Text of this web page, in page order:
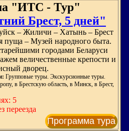
"ИТС - Тур"
Брест, 5 дней"
– Жиличи – Хатынь – Брест
пуща – Музей народного быта.
городами Беларуси
величественные крепости и
дворец.
Групповые туры. Экскурсионные туры.
в Брестскую область, в Минск, в Брест,
5
переезда
Программа тура